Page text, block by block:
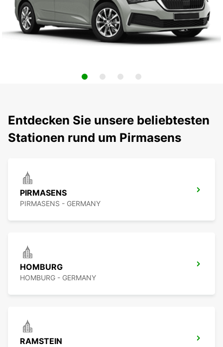
Entdecken Sie unsere beliebtesten
Stationen rund um Pirmasens
PIRMASENS
PIRMASENS - GERMANY
HOMBURG
HOMBURG - GERMANY
RAMSTEIN